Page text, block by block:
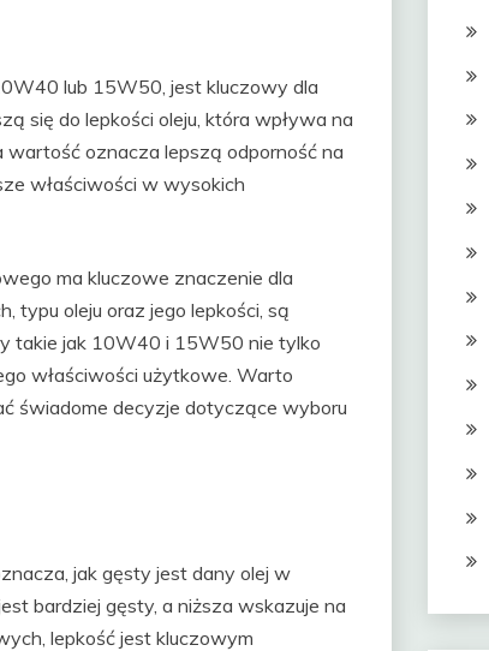
lub 15W50, jest kluczowy dla
się do lepkości oleju, która wpływa na
oznacza lepszą odporność na
właściwości w wysokich
ma kluczowe znaczenie dla
typu oleju oraz jego lepkości, są
takie jak 10W40 i 15W50 nie tylko
właściwości użytkowe. Warto
świadome decyzje dotyczące wyboru
jak gęsty jest dany olej w
bardziej gęsty, a niższa wskazuje na
lepkość jest kluczowym